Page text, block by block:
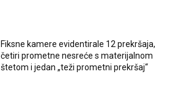
Fiksne kamere evidentirale 12 prekršaja,
četiri prometne nesreće s materijalnom
štetom i jedan „teži prometni prekršaj“